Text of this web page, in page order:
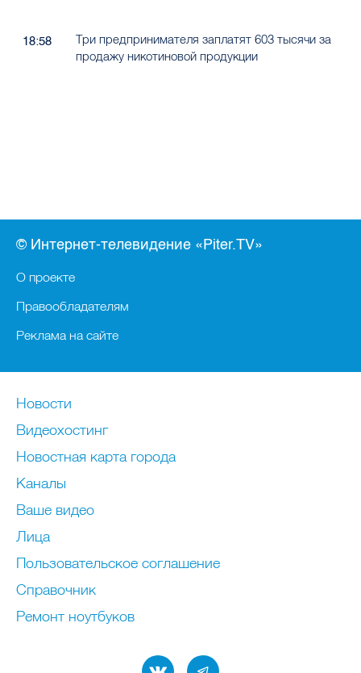
18:58
Три предпринимателя заплатят 603 тысячи за
продажу никотиновой продукции
© Интернет-телевидение «Piter.TV»
О проекте
Правообладателям
Реклама на сайте
Новости
Видеохостинг
Новостная карта города
Каналы
Ваше видео
Лица
Пользовательское соглашение
Справочник
Ремонт нoутбуков